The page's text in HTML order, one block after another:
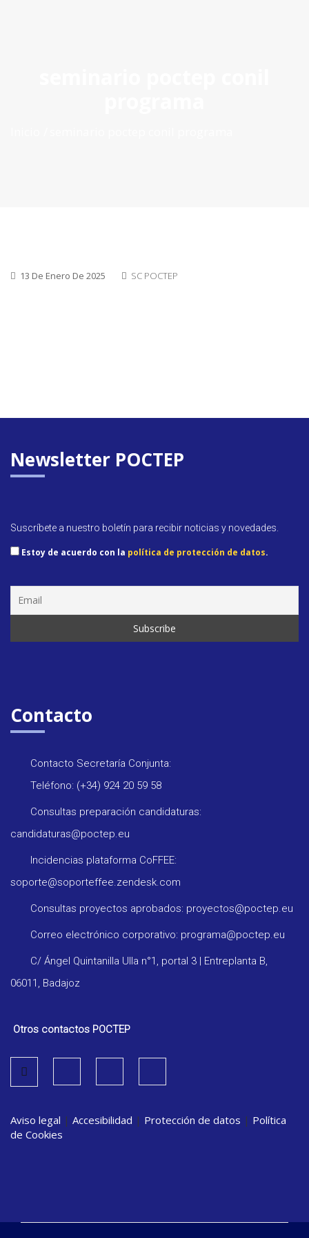
13 De Enero De 2025 SC POCTEP
Newsletter POCTEP
Suscríbete a nuestro boletín para recibir noticias y novedades.
Estoy de acuerdo con la política de protección de datos.
Contacto
Contacto Secretaría Conjunta:
Teléfono: (+34) 924 20 59 58
Consultas preparación candidaturas:
candidaturas@poctep.eu
Incidencias plataforma CoFFEE:
soporte@soporteffee.zendesk.com
Consultas proyectos aprobados: proyectos@poctep.eu
Correo electrónico corporativo: programa@poctep.eu
C/ Ángel Quintanilla Ulla n°1, portal 3 | Entreplanta B,
06011, Badajoz
Otros contactos POCTEP
Aviso legal | Accesibilidad | Protección de datos | Política
de Cookies